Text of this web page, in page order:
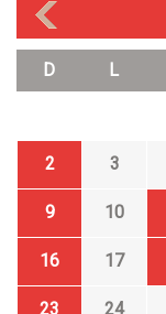
D L
2 3
9 10
16 17
23 24